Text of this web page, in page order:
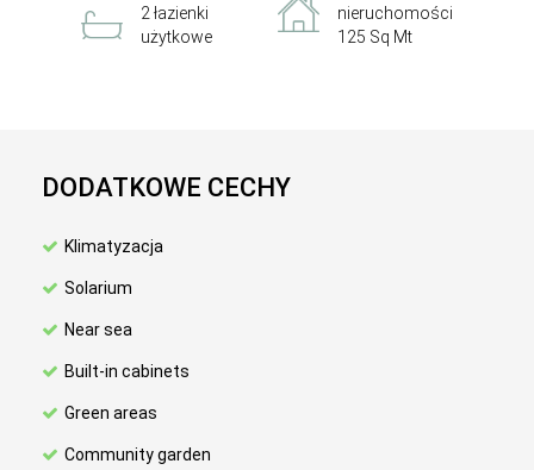
2 łazienki
użytkowe
nieruchomości
125 Sq Mt
DODATKOWE CECHY
Klimatyzacja
Solarium
Near sea
Built-in cabinets
Green areas
Community garden